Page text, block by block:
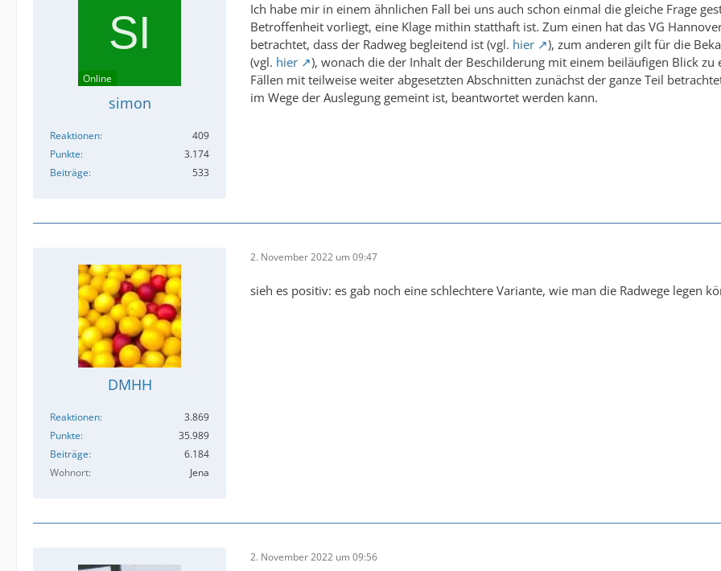
Online
simon
Reaktionen
409
Punkte
3.174
Beiträge
533
Ich habe mir in einem ähnlichen Fall bei uns auch schon einmal die gleiche Frage
Betroffenheit vorliegt, eine Klage mithin statthaft ist. Zum einen hat das VG
betrachtet, dass der Radweg begleitend ist (vgl. hier
), zum anderen gilt für die
(vgl. hier
), wonach die der Inhalt der Beschilderung mit einem beiläufigen Blick
Fällen mit teilweise weiter abgesetzten Abschnitten zunächst der ganze Teil
im Wege der Auslegung gemeint ist, beantwortet werden kann.
DMHH
Reaktionen
3.869
Punkte
35.989
Beiträge
6.184
Wohnort
Jena
2. November 2022 um 09:47
sieh es positiv: es gab noch eine schlechtere Variante, wie man die Radwege legen
2. November 2022 um 09:56